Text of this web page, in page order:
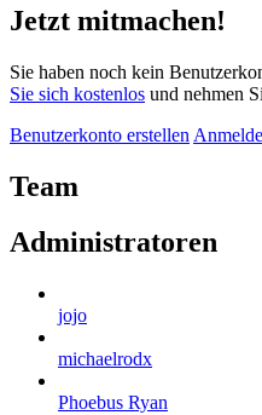
Jetzt mitmachen!
Sie haben noch kein
Sie sich kostenlos und nehmen
Benutzerkonto erstellen
Team
Administratoren
jojo
michaelrodx
Phoebus Ryan